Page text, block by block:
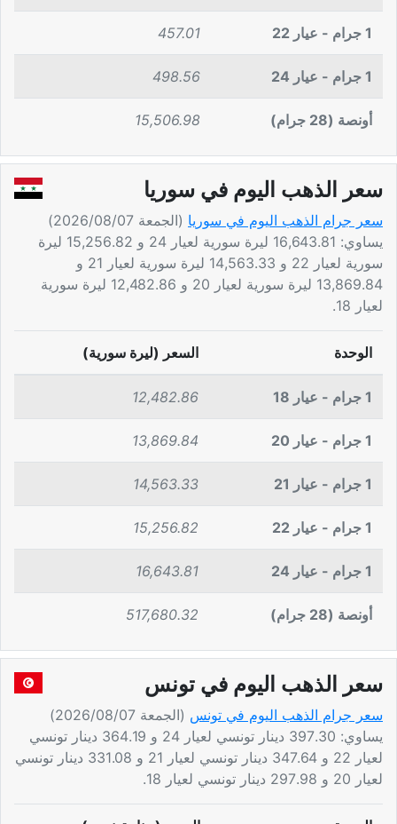
1 جرام - عيار 22 457.01
1 جرام - عيار 24 498.56
أونصة (28 جرام) 15,506.98
سعر الذهب اليوم في سوريا
سعر جرام الذهب اليوم في سوريا
(الجمعة 2026/08/07)
يساوي: 16,643.81 ليرة سورية لعيار 24 و 15,256.82 ليرة
سورية لعيار 22 و 14,563.33 ليرة سورية لعيار 21 و
13,869.84 ليرة سورية لعيار 20 و 12,482.86 ليرة سورية
لعيار 18.
الوحدة السعر (ليرة سورية)
1 جرام - عيار 18 12,482.86
1 جرام - عيار 20 13,869.84
1 جرام - عيار 21 14,563.33
1 جرام - عيار 22 15,256.82
1 جرام - عيار 24 16,643.81
أونصة (28 جرام) 517,680.32
سعر الذهب اليوم في تونس
سعر جرام الذهب اليوم في تونس
(الجمعة 2026/08/07)
يساوي: 397.30 دينار تونسي لعيار 24 و 364.19 دينار تونسي
لعيار 22 و 347.64 دينار تونسي لعيار 21 و 331.08 دينار تونسي
لعيار 20 و 297.98 دينار تونسي لعيار 18.